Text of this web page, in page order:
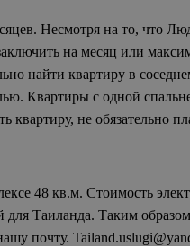
Несмотря на то, что
на месяц или
найти квартиру в
Квартиры с одной
квартиру, не обязательно
48 кв.м. Стоимость
для Таиланда. Таким
почту.